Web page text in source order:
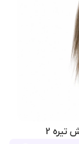
2